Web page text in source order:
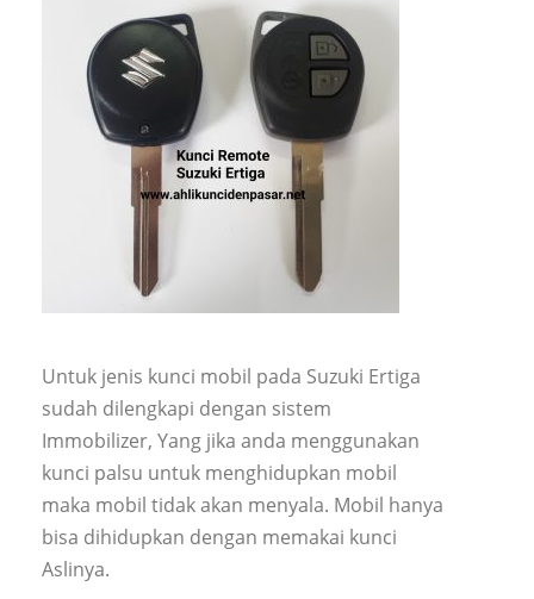
Untuk jenis kunci mobil pada Suzuki Ertiga
sudah dilengkapi dengan sistem
Immobilizer, Yang jika anda menggunakan
kunci palsu untuk menghidupkan mobil
maka mobil tidak akan menyala. Mobil hanya
bisa dihidupkan dengan memakai kunci
Aslinya.